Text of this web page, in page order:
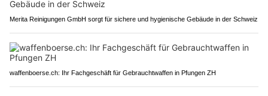
Merita Reinigungen GmbH sorgt für sichere und hygienische Gebäude in der Schweiz
waffenboerse.ch: Ihr Fachgeschäft für Gebrauchtwaffen in Pfungen ZH